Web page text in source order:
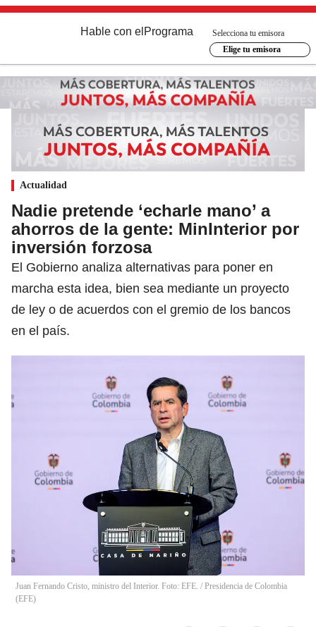
Hable con el Programa
Selecciona tu emisora
Elige tu emisora
Actualidad
Nadie pretende ‘echarle mano’ a
ahorros de la gente: MinInterior por
inversión forzosa
El Gobierno analiza alternativas para poner en
marcha esta idea, bien sea mediante un proyecto
de ley o de acuerdos con el gremio de los bancos
en el país.
Juan Fernando Cristo, ministro del Interior. Foto: EFE. / Presidencia de Colombia
(EFE)